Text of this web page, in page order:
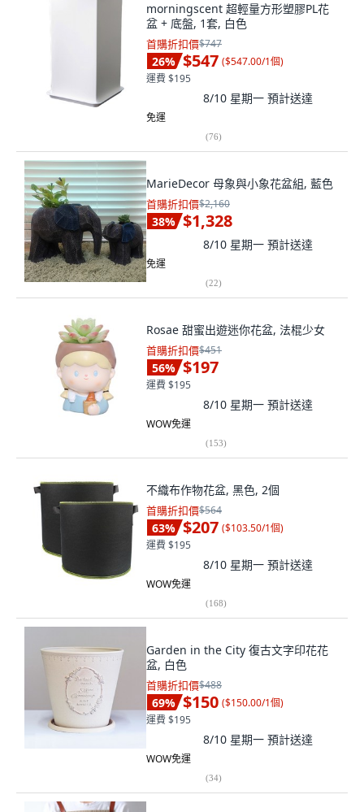
morningscent 超輕量方形塑膠PL花
盆 + 底盤, 1套, 白色
首購折扣價$747
26% $547 ($547.00/1個)
運費 $195
8/10 星期一 預計送達
免運
(76)
MarieDecor 母象與小象花盆組, 藍色
首購折扣價$2,160
38% $1,328
8/10 星期一 預計送達
免運
(22)
Rosae 甜蜜出遊迷你花盆, 法棍少女
首購折扣價$451
56% $197
運費 $195
8/10 星期一 預計送達
WOW免運
(153)
不織布作物花盆, 黑色, 2個
首購折扣價$564
63% $207 ($103.50/1個)
運費 $195
8/10 星期一 預計送達
WOW免運
(168)
Garden in the City 復古文字印花花
盆, 白色
首購折扣價$488
69% $150 ($150.00/1個)
運費 $195
8/10 星期一 預計送達
WOW免運
(34)